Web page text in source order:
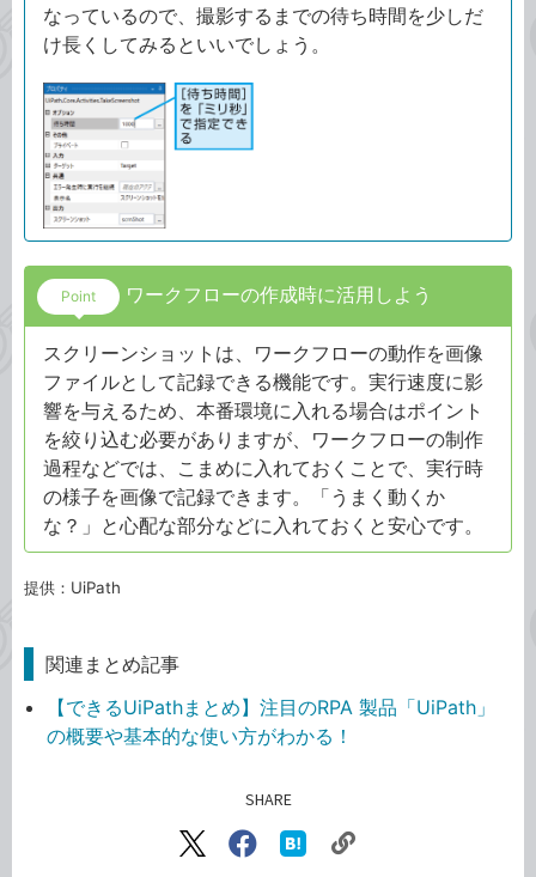
なっているので、撮影するまでの待ち時間を少しだ
け長くしてみるといいでしょう。
Point ワークフローの作成時に活用しよう
スクリーンショットは、ワークフローの動作を画像
ファイルとして記録できる機能です。実行速度に影
響を与えるため、本番環境に入れる場合はポイント
を絞り込む必要がありますが、ワークフローの制作
過程などでは、こまめに入れておくことで、実行時
の様子を画像で記録できます。「うまく動くか
な？」と心配な部分などに入れておくと安心です。
提供：UiPath
関連まとめ記事
【できるUiPathまとめ】注目のRPA 製品「UiPath」
の概要や基本的な使い方がわかる！
SHARE
X（旧
Facebook